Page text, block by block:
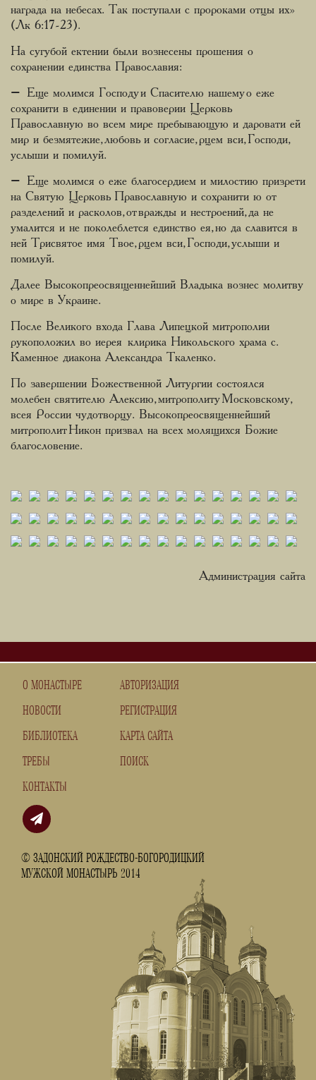
награда на небесах. Так поступали с пророками отцы их»
(Лк 6:17-23).
На сугубой ектении были вознесены прошения о
сохранении единства Православия:
– Еще молимся Господу и Спасителю нашему о еже
сохранити в единении и правоверии Церковь
Православную во всем мире пребывающую и даровати ей
мир и безмятежие, любовь и согласие, рцем вси, Господи,
услыши и помилуй.
– Еще молимся о еже благосердием и милостию призрети
на Святую Церковь Пр­­­авославную и сохранити ю от
разделений и расколов, от вражды и нестроений, да не
умалится и не поколеблется единство ея, но да славится в
ней Трисвятое имя Твое, рцем вси, Господи, услыши и
помилуй.
Далее Высокопреосвященнейший Владыка вознес молитву
о мире в Украине.
После Великого входа Глава Липецкой митрополии
рукоположил во иерея клирика Никольского храма с.
Каменное диакона Александра Ткаленко.
По завершении Божественной Литургии состоялся
молебен святителю Алексию, митрополиту Московскому,
всея России чудотворцу. Высокопреосвященнейший
митрополит Никон призвал на всех молящихся Божие
благословение.
Администрация сайта
О МОНАСТЫРЕ
НОВОСТИ
БИБЛИОТЕКА
ТРЕБЫ
КОНТАКТЫ
© ЗАДОНСКИЙ РОЖДЕСТВО-БОГОРОДИЦКИЙ
МУЖСКОЙ МОНАСТЫРЬ 2014
АВТОРИЗАЦИЯ
РЕГИСТРАЦИЯ
КАРТА САЙТА
ПОИСК